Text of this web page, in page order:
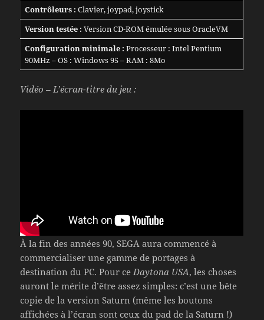
Contrôleurs : Clavier, joypad, joystick
Version testée : Version CD-ROM émulée sous OracleVM
Configuration minimale : Processeur : Intel Pentium
90MHz – OS : Windows 95 – RAM : 8Mo
Vidéo – L’écran-titre du jeu :
À la fin des années 90, SEGA aura commencé à
commercialiser une gamme de portages à
destination du PC. Pour ce Daytona USA, les choses
auront le mérite d’être assez simples: c’est une bête
copie de la version Saturn (même les boutons
affichées à l’écran sont ceux du pad de la Saturn !)